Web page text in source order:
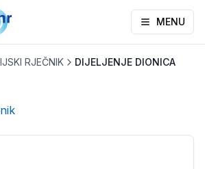
MENU
RJEČNIK DIJELJENJE DIONICA